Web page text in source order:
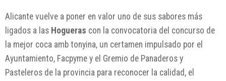
Alicante vuelve a poner en valor uno de sus sabores más
ligados a las Hogueras con la convocatoria del concurso de
la mejor coca amb tonyina, un certamen impulsado por el
Ayuntamiento, Facpyme y el Gremio de Panaderos y
Pasteleros de la provincia para reconocer la calidad, el